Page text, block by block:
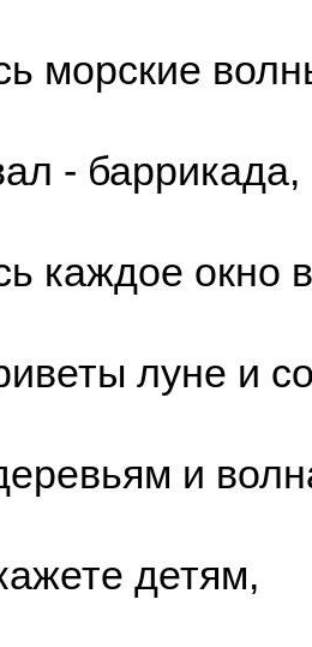
морские
- баррикада,
каждое окно
луне и
и
детям,